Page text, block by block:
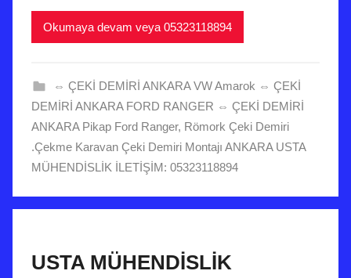
ö
r
i
l
m
i
ş
i
2
0
2
0
t
r
h
Okumaya devam veya 05323118894
⇔ ÇEKİ DEMİRİ ANKARA VW Amarok ⇔ ÇEKİ
DEMİRİ ANKARA FORD RANGER ⇔ ÇEKİ DEMİRİ
ANKARA Pikap Ford Ranger, Römork Çeki Demiri
.Çekme Karavan Çeki Demiri Montajı ANKARA USTA
MÜHENDİSLİK İLETİŞİM: 05323118894
USTA MÜHENDİSLİK